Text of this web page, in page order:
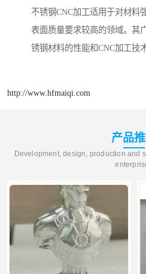
不锈钢CNC加工适用于对材料
表面质量要求较高的领域。其
锈钢材料的性能和CNC加工技
http://www.hfmaiqi.com
产品
Development, design, production and